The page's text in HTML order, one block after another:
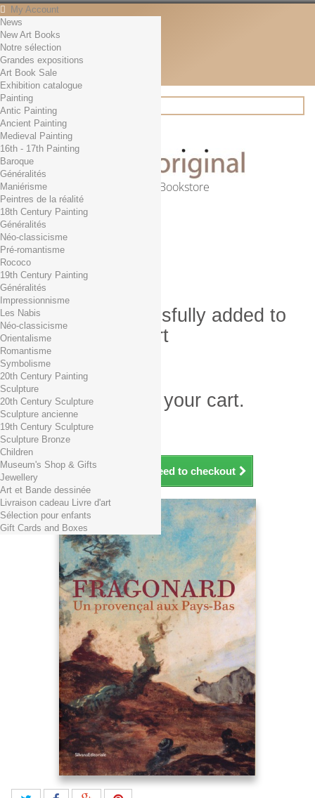
My Account
Contact
English
English
Français
News
Search
Online Art Bookstore
Cart (empty)
No products
Free shipping!
0,00 € Total
Check out
Product successfully added to
your shopping cart
Quantity
Total
There is 1 item in your cart.
Total products (tax incl.)
Total shipping TTC
Total (tax incl.)
Continue shopping Proceed to checkout
News
New Art Books
Notre sélection
Grandes expositions
Art Book Sale
Exhibition catalogue
Painting
Antic Painting
Ancient Painting
Medieval Painting
16th - 17th Painting
Baroque
Généralités
Maniérisme
Peintres de la réalité
18th Century Painting
Généralités
Néo-classicisme
Pré-romantisme
Rococo
19th Century Painting
Généralités
Impressionnisme
Les Nabis
Néo-classicisme
Orientalisme
Romantisme
Symbolisme
20th Century Painting
Sculpture
20th Century Sculpture
Sculpture ancienne
19th Century Sculpture
Sculpture Bronze
Children
Museum's Shop & Gifts
Jewellery
Art et Bande dessinée
Livraison cadeau Livre d'art
Sélection pour enfants
Gift Cards and Boxes